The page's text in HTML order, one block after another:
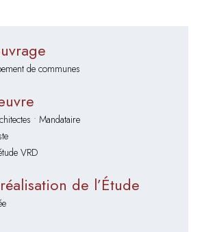
de communes
• Mandataire
VRD
de l’Étude